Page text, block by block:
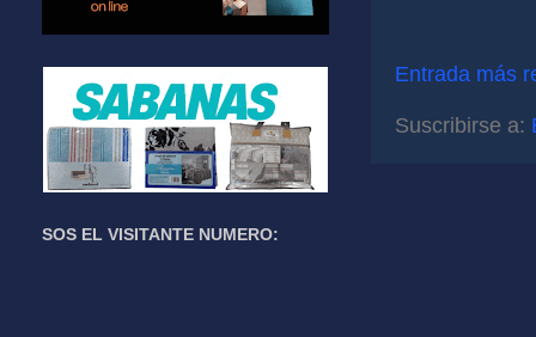
Entrada más
Suscribirse a:
SOS EL VISITANTE NUMERO: